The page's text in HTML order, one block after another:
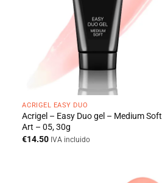
ACRIGEL EASY DUO
Acrigel – Easy Duo gel – Medium Soft
Art – 05, 30g
€14.50 IVA incluido